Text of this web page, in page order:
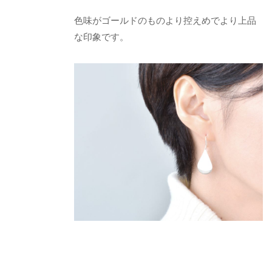
色味がゴールドのものより控えめでより上品
な印象です。